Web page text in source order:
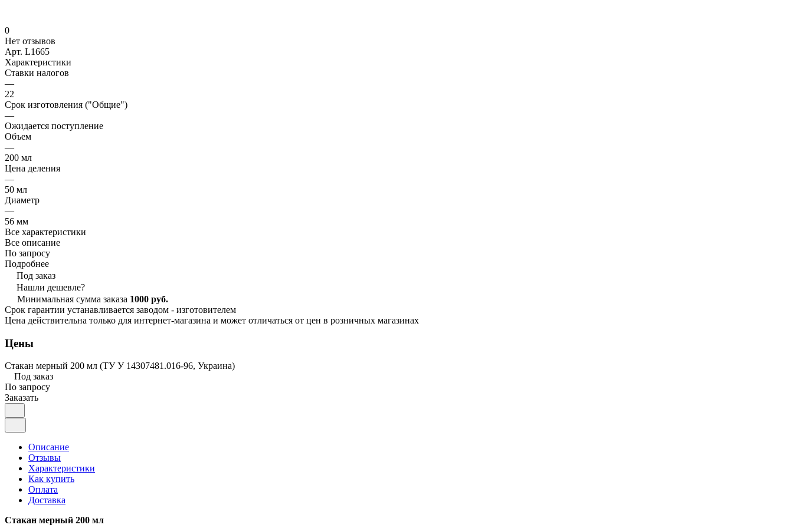
0
Нет отзывов
Арт. L1665
Характеристики
Ставки налогов
—
22
Срок изготовления ("Общие")
—
Ожидается поступление
Объем
—
200 мл
Цена деления
—
50 мл
Диаметр
—
56 мм
Все характеристики
Все описание
По запросу
Подробнее
Под заказ
Нашли дешевле?
Минимальная сумма заказа 1000 руб.
Срок гарантии устанавливается заводом - изготовителем
Цена действительна только для интернет-магазина и может отличаться от цен в розничных магазинах
Цены
Стакан мерный 200 мл (ТУ У 14307481.016-96, Украина)
Под заказ
По запросу
Заказать
Описание
Отзывы
Характеристики
Как купить
Оплата
Доставка
Стакан мерный 200 мл